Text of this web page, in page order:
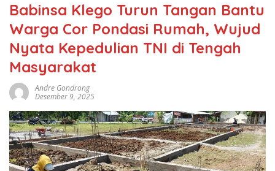
Babinsa Klego Turun Tangan Bantu
Warga Cor Pondasi Rumah, Wujud
Nyata Kepedulian TNI di Tengah
Masyarakat
Andre Gondrong
Desember 9, 2025